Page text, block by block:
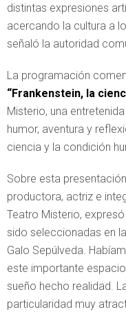
distintas expresiones
acercando la cultura a
señaló la autoridad
La programación
“Frankenstein, la
Misterio, una
humor, aventura y
ciencia y la condición
Sobre esta
productora, actriz e
Teatro Misterio,
sido seleccionadas en
Galo Sepúlveda.
este importante
sueño hecho realidad.
particularidad muy